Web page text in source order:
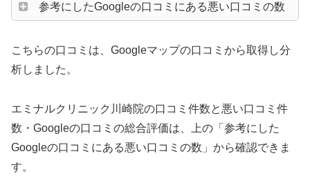
参考にしたGoogleの口コミにある悪い口コミの数
こちらの口コミは、Googleマップの口コミから取得し分
析しました。
エミナルクリニック川崎院の口コミ件数と悪い口コミ件
数・Googleの口コミの総合評価は、上の「参考にした
Googleの口コミにある悪い口コミの数」から確認できま
す。